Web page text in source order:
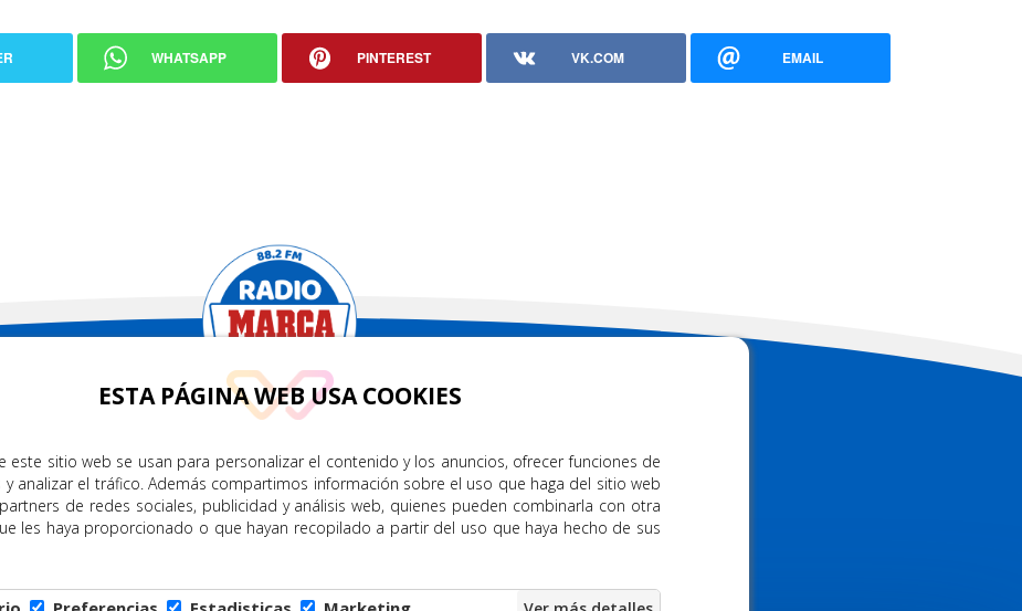
ESTA PÁGINA WEB USA COOKIES
este sitio web se usan para personalizar el contenido y los anuncios, ofrecer funciones de
y analizar el tráfico. Además compartimos información sobre el uso que haga del sitio web
de redes sociales, publicidad y análisis web, quienes pueden combinarla con otra
les haya proporcionado o que hayan recopilado a partir del uso que haya hecho de sus
WHATSAPP PINTEREST VK.COM EMAIL
FM
APP CONTÁCTENOS
info@radiomarcagrancanaria.es 928 91 48 38